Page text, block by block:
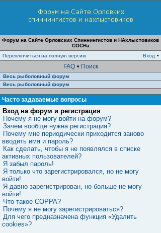
Форум на Сайте Орловских Спиннингистов и НАхлыстовиков
СОСНа
Переключиться на полную версию
Вход •
FAQ • Поиск
Весь рыболовный форум
Весь рыболовный форум
Часто задаваемые вопросы
Вход на форум и регистрация
Почему я не могу войти на форум?
Зачем вообще нужна регистрация?
Почему мне периодически приходится заново
вводить имя и пароль?
Как сделать, чтобы я не появлялся в списке
активных пользователей?
Я забыл пароль!
Я только что зарегистрировался, но не могу
войти!
Я давно зарегистрирован, но больше не могу
войти!
Что такое COPPA?
Почему я не могу зарегистрироваться?
Для чего предназначена функция «Удалить
cookies»?